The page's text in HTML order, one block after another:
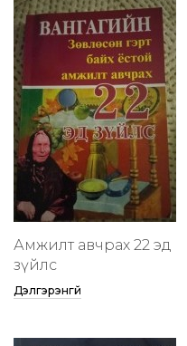
Амжилт авчрах 22 эд
зүйлс
Дэлгэрэнгүй